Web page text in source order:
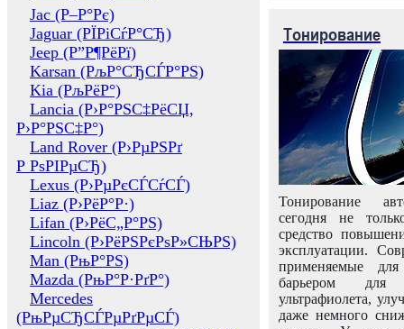
Jac (Р–Р°Рє)
Jaguar (РЇРіСѓР°СЂ)
Jeep (Р”Р¶РёРї)
Karsan (РљР°СЂСЃР°РЅ)
Kia (РљРёР°)
Lancia (Р›Р°РЅС‡РёСЏ,
Р›Р°РЅС‡Р°)
Land Rover (Р›РµРЅРґ
Р РѕРІРµСЂ)
Lexus (Р›РµРєСЃСѓСЃ)
Liaz (Р›РёР°Р·)
Lifan (Р›РёС„Р°РЅ)
Lincoln (Р›РёРЅРєРѕР»СЊРЅ)
Man (РњР°РЅ)
Mazda (РњР°Р·РґР°)
Mercedes
(РњРµСЂСЃРµРґРµСЃ)
Тонирование
Тонирование
сегодня не
средство
эксплуатации.
применяемые
барьером для
ультрафиолета,
даже немного